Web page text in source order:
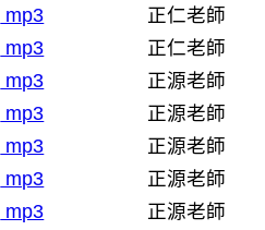
mp3
正仁老師
mp3
正仁老師
mp3
正源老師
mp3
正源老師
mp3
正源老師
mp3
正源老師
mp3
正源老師